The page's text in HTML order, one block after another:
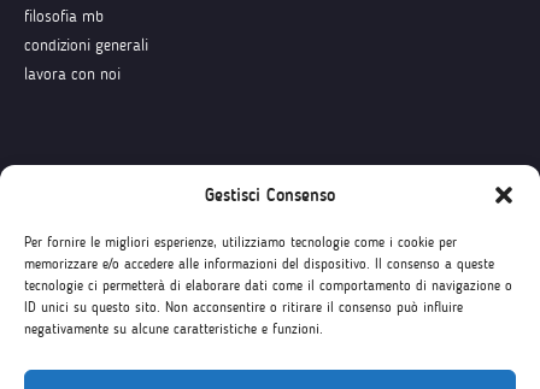
Gestisci Consenso
Per fornire le migliori esperienze, utilizziamo tecnologie come i cookie per
memorizzare e/o accedere alle informazioni del dispositivo. Il consenso a queste
tecnologie ci permetterà di elaborare dati come il comportamento di navigazione o
ID unici su questo sito. Non acconsentire o ritirare il consenso può influire
negativamente su alcune caratteristiche e funzioni.
filosofia mb
condizioni generali
lavora con noi